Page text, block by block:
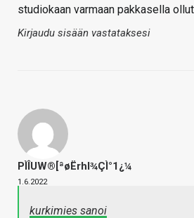
studiokaan varmaan pakkasella ollut
Kirjaudu sisään vastataksesi
PÌÎUW®[ªøËrhl¾ÇÌ°1¿¼
1.6.2022
kurkimies sanoi